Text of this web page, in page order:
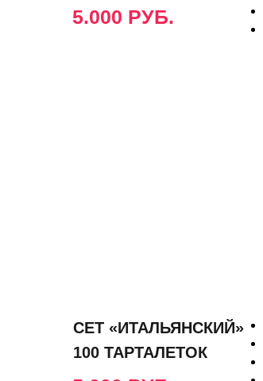
5.000 РУБ.
СЕТ «ИТАЛЬЯНСКИЙ»
100 ТАРТАЛЕТОК